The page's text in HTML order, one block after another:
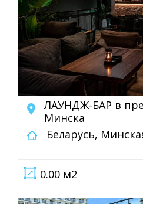
ЛАУНДЖ-БАР в
Минска
Беларусь,
0.00 м2